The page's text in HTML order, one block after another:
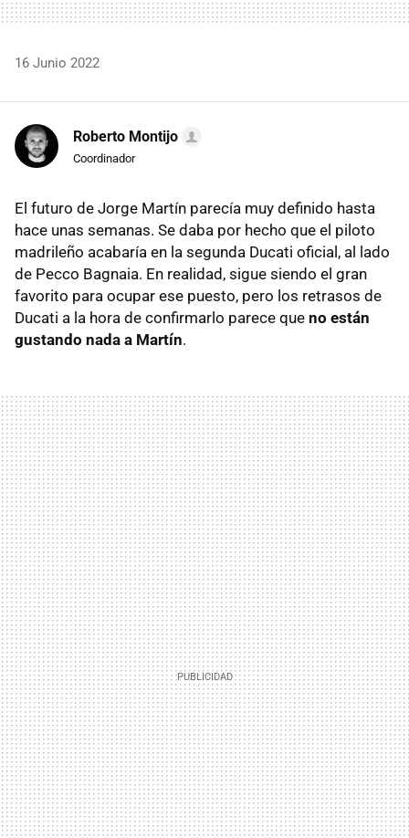
16 Junio 2022
Roberto Montijo
Coordinador
El futuro de Jorge Martín parecía muy definido hasta
hace unas semanas. Se daba por hecho que el piloto
madrileño acabaría en la segunda Ducati oficial, al lado
de Pecco Bagnaia. En realidad, sigue siendo el gran
favorito para ocupar ese puesto, pero los retrasos de
Ducati a la hora de confirmarlo parece que no están
gustando nada a Martín.